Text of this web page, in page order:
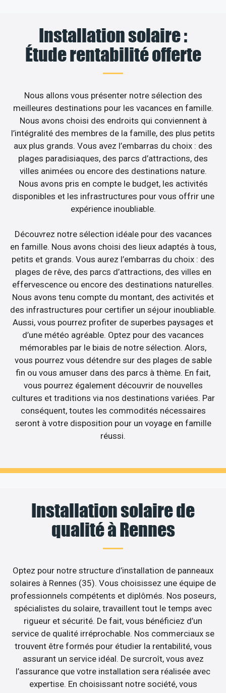
Installation solaire :
Étude rentabilité offerte
Nous allons vous présenter notre sélection des
meilleures destinations pour les vacances en famille.
Nous avons choisi des endroits qui conviennent à
l’intégralité des membres de la famille, des plus petits
aux plus grands. Vous avez l’embarras du choix : des
plages paradisiaques, des parcs d’attractions, des
villes animées ou encore des destinations nature.
Nous avons pris en compte le budget, les activités
disponibles et les infrastructures pour vous offrir une
expérience inoubliable.
Découvrez notre sélection idéale pour des vacances
en famille. Nous avons choisi des lieux adaptés à tous,
petits et grands. Vous aurez l’embarras du choix : des
plages de rêve, des parcs d’attractions, des villes en
effervescence ou encore des destinations naturelles.
Nous avons tenu compte du montant, des activités et
des infrastructures pour certifier un séjour inoubliable.
Aussi, vous pourrez profiter de superbes paysages et
d’une météo agréable. Optez pour des vacances
mémorables par le biais de notre sélection. Alors,
vous pourrez vous détendre sur des plages de sable
fin ou vous amuser dans des parcs à thème. En fait,
vous pourrez également découvrir de nouvelles
cultures et traditions via nos destinations variées. Par
conséquent, toutes les commodités nécessaires
seront à votre disposition pour un voyage en famille
réussi.
Installation solaire de
qualité à Rennes
Optez pour notre structure d’installation de panneaux
solaires à Rennes (35). Vous choisissez une équipe de
professionnels compétents et diplômés. Nos poseurs,
spécialistes du solaire, travaillent tout le temps avec
rigueur et sécurité. De fait, vous bénéficiez d’un
service de qualité irréprochable. Nos commerciaux se
trouvent être formés pour étudier la rentabilité, vous
assurant un service idéal. De surcroît, vous avez
l’assurance que votre installation sera réalisée avec
expertise. En choisissant notre société, vous